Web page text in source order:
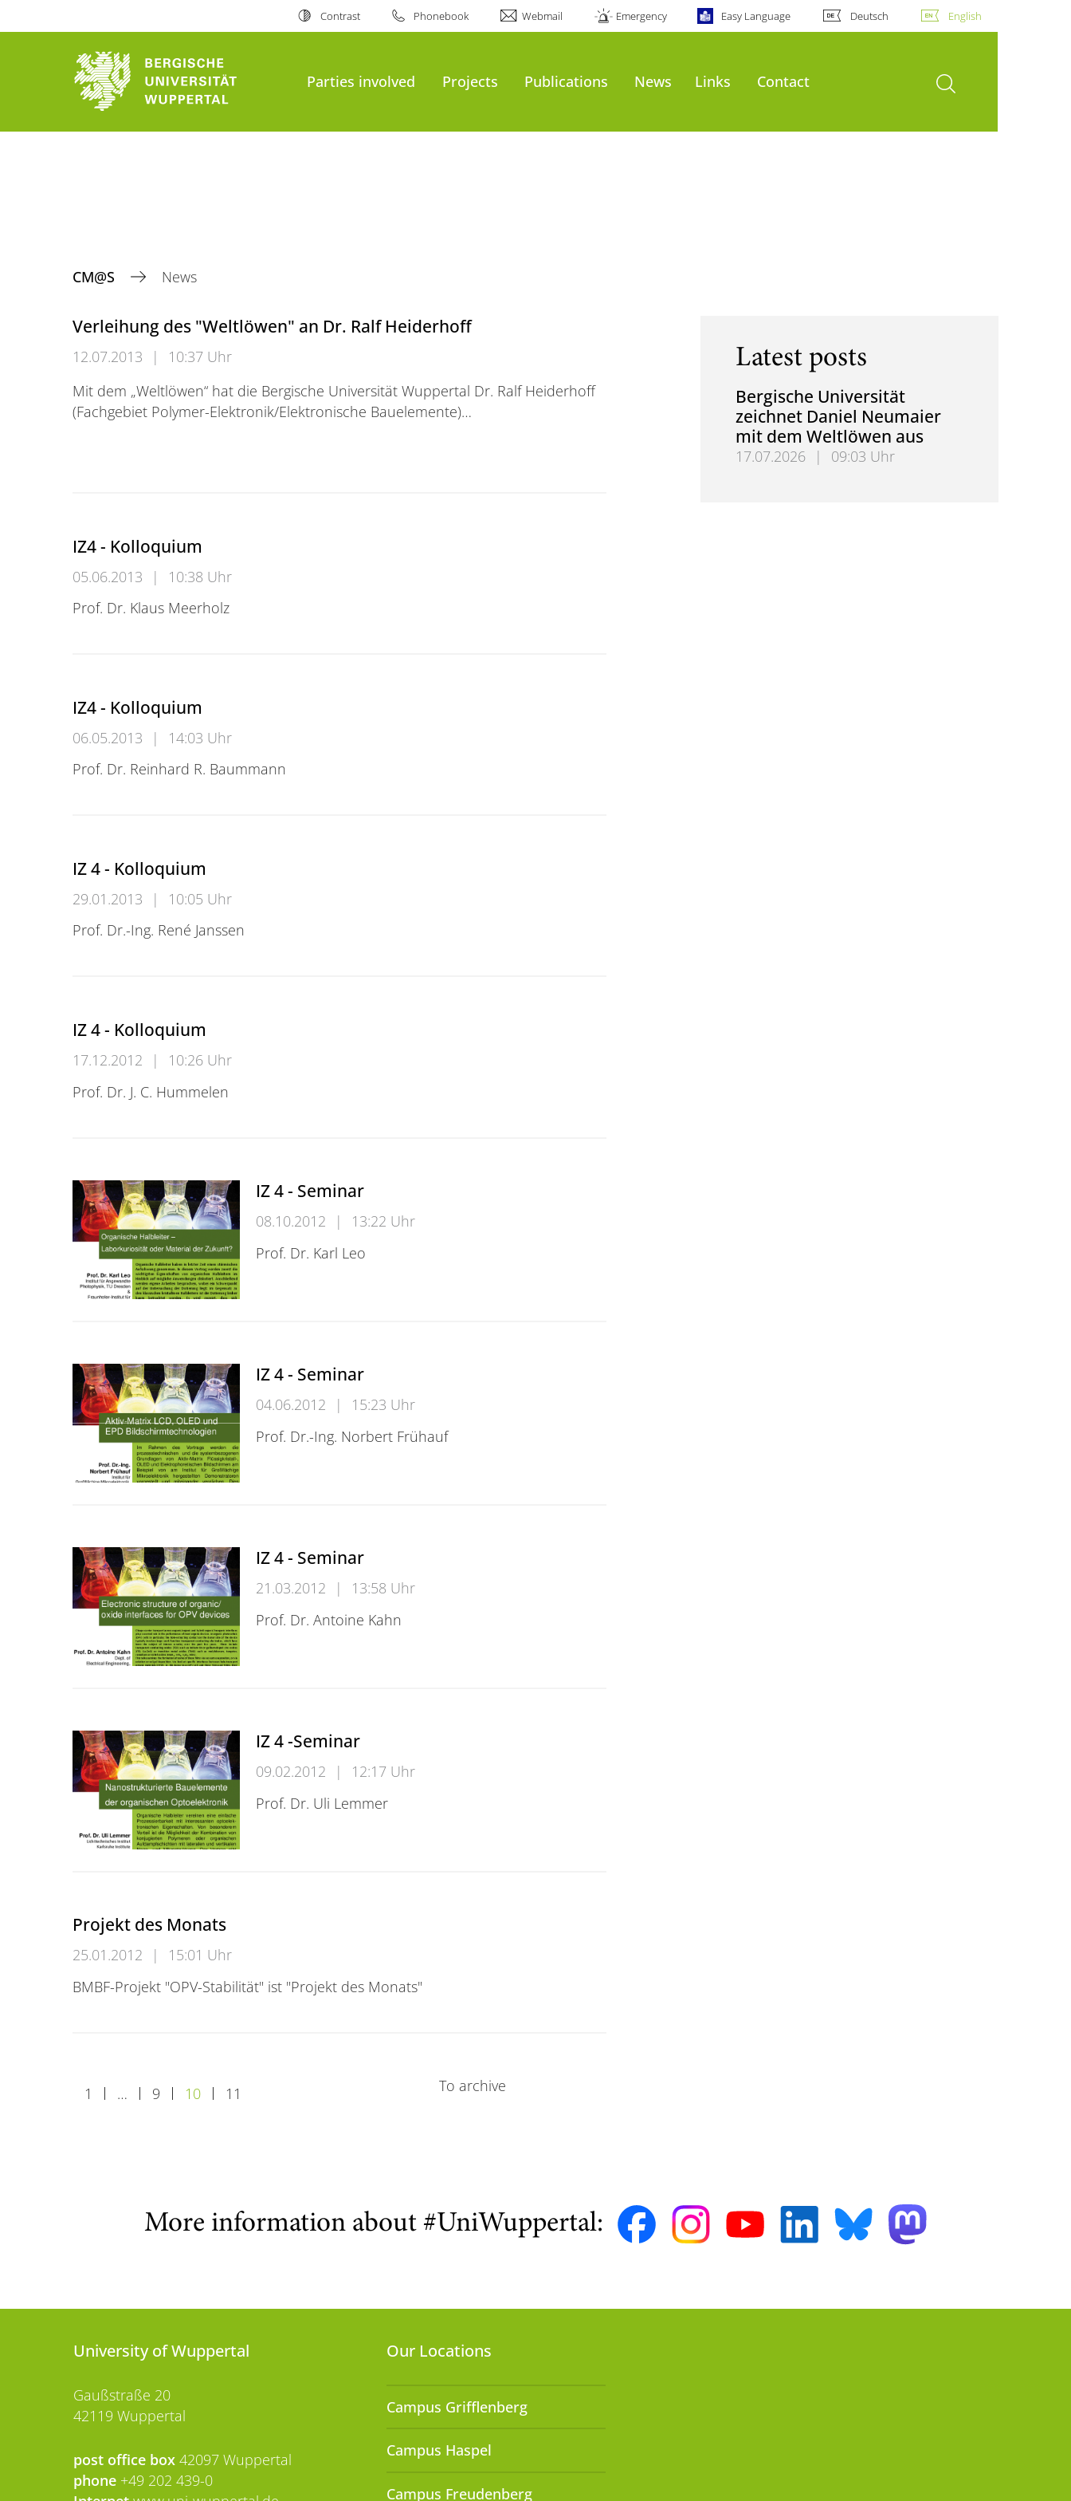
Contrast Phonebook Webmail Emergency Easy Language Deutsch English
Parties involved Projects Publications News Links Contact open search
CM@S News
Verleihung des "Weltlöwen" an Dr. Ralf Heiderhoff
12.07.2013 |
10:37 Uhr
Mit dem „Weltlöwen“ hat die Bergische Universität Wuppertal Dr. Ralf Heiderhoff
(Fachgebiet Polymer-Elektronik/Elektronische Bauelemente)…
IZ4 - Kolloquium
05.06.2013 |
10:38 Uhr
Prof. Dr. Klaus Meerholz
IZ4 - Kolloquium
06.05.2013 |
14:03 Uhr
Prof. Dr. Reinhard R. Baummann
IZ 4 - Kolloquium
29.01.2013 |
10:05 Uhr
Prof. Dr.-Ing. René Janssen
IZ 4 - Kolloquium
17.12.2012 |
10:26 Uhr
Prof. Dr. J. C. Hummelen
IZ 4 - Seminar
08.10.2012 |
13:22 Uhr
Prof. Dr. Karl Leo
IZ 4 - Seminar
04.06.2012 |
15:23 Uhr
Prof. Dr.-Ing. Norbert Frühauf
IZ 4 - Seminar
21.03.2012 |
13:58 Uhr
Prof. Dr. Antoine Kahn
IZ 4 -Seminar
09.02.2012 |
12:17 Uhr
Prof. Dr. Uli Lemmer
Projekt des Monats
25.01.2012 |
15:01 Uhr
BMBF-Projekt "OPV-Stabilität" ist "Projekt des Monats"
1 … 9 10 11 To archive
Latest posts
Bergische Universität
zeichnet Daniel Neumaier
mit dem Weltlöwen aus
17.07.2026 |
09:03 Uhr
More information about #UniWuppertal:
University of Wuppertal
Gaußstraße 20
42119 Wuppertal
post office box 42097 Wuppertal
phone +49 202 439-0
Our Locations
Campus Grifflenberg
Campus Haspel
Campus Freudenberg